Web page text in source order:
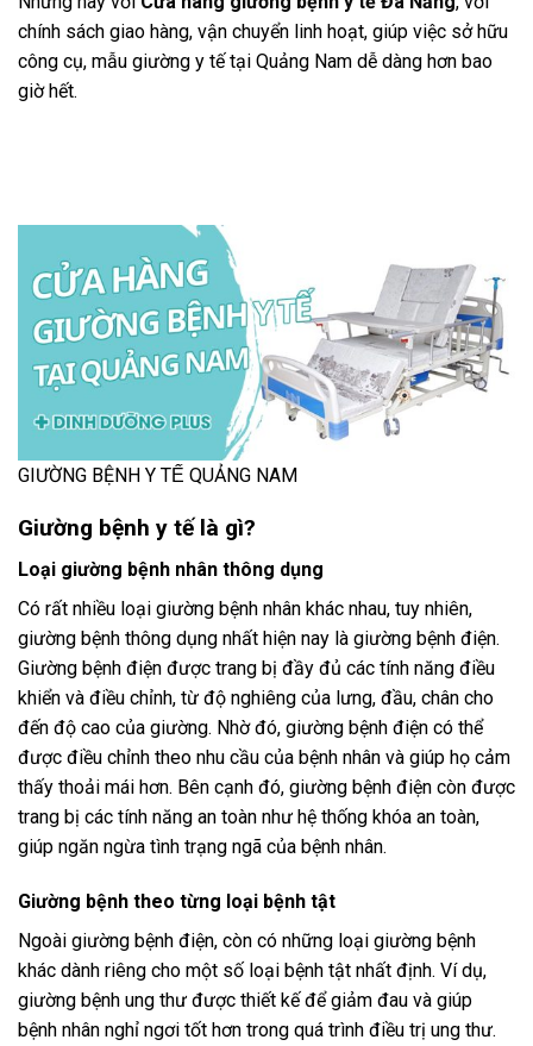
chính sách giao hàng, vận chuyển linh hoạt, giúp việc sở hữu
công cụ, mẫu giường y tế tại Quảng Nam dễ dàng hơn bao
giờ hết.
GIƯỜNG BỆNH Y TẾ QUẢNG NAM
Giường bệnh y tế là gì?
Loại giường bệnh nhân thông dụng
Có rất nhiều loại giường bệnh nhân khác nhau, tuy nhiên,
giường bệnh thông dụng nhất hiện nay là giường bệnh điện.
Giường bệnh điện được trang bị đầy đủ các tính năng điều
khiển và điều chỉnh, từ độ nghiêng của lưng, đầu, chân cho
đến độ cao của giường. Nhờ đó, giường bệnh điện có thể
được điều chỉnh theo nhu cầu của bệnh nhân và giúp họ cảm
thấy thoải mái hơn. Bên cạnh đó, giường bệnh điện còn được
trang bị các tính năng an toàn như hệ thống khóa an toàn,
giúp ngăn ngừa tình trạng ngã của bệnh nhân.
Giường bệnh theo từng loại bệnh tật
Ngoài giường bệnh điện, còn có những loại giường bệnh
khác dành riêng cho một số loại bệnh tật nhất định. Ví dụ,
giường bệnh ung thư được thiết kế để giảm đau và giúp
bệnh nhân nghỉ ngơi tốt hơn trong quá trình điều trị ung thư.